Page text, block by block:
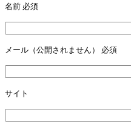
ビ
ゲ
ー
シ
ョ
ン
名前 必須
メール（公開されません） 必須
サイト